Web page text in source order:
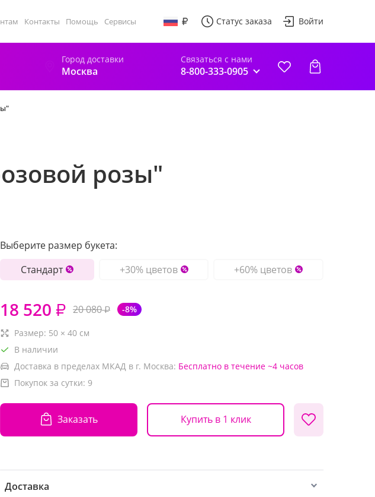
Контакты Помощь Сервисы Статус заказа Войти
Город доставки
Москва
Связаться с нами
8-800-333-0905
розы"
Выберите размер букета:
Стандарт
+30% цветов +60% цветов
18 520 ₽ 20 080₽ -8%
Размер: 50 × 40 см
В наличии
Доставка в пределах МКАД в г. Москва: Бесплатно в течение ~4 часов
Покупок за сутки: 9
Заказать Купить в 1 клик
Доставка